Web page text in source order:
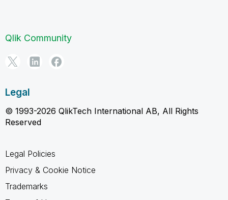
Qlik Community
Legal
© 1993-2026 QlikTech International AB, All Rights
Reserved
Legal Policies
Privacy & Cookie Notice
Trademarks